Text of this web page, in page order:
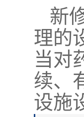
新
理的
当对
续、
设施